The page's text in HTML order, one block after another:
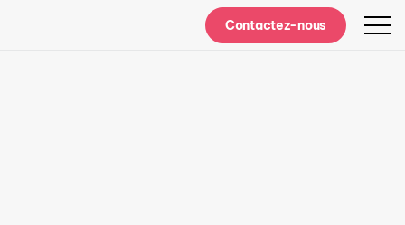
Contactez-nous